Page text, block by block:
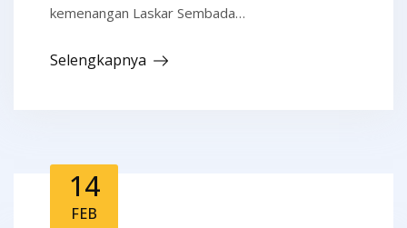
kemenangan Laskar Sembada…
Selengkapnya
14
FEB